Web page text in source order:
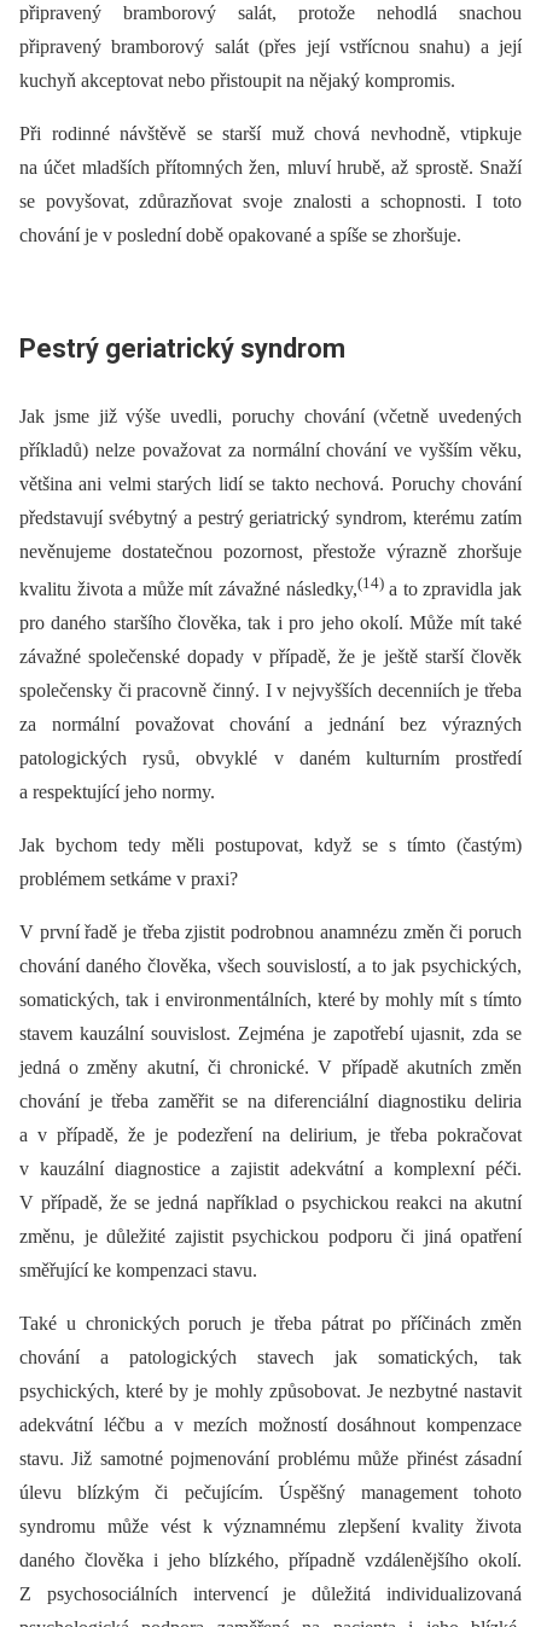
připravený bramborový salát, protože nehodlá snachou
připravený bramborový salát (přes její vstřícnou snahu) a její
kuchyň akceptovat nebo přistoupit na nějaký kompromis.
Při rodinné návštěvě se starší muž chová nevhodně, vtipkuje
na účet mladších přítomných žen, mluví hrubě, až sprostě. Snaží
se povyšovat, zdůrazňovat svoje znalosti a schopnosti. I toto
chování je v poslední době opakované a spíše se zhoršuje.
Pestrý geriatrický syndrom
Jak jsme již výše uvedli, poruchy chování (včetně uvedených
příkladů) nelze považovat za normální chování ve vyšším věku,
většina ani velmi starých lidí se takto nechová. Poruchy chování
představují svébytný a pestrý geriatrický syndrom, kterému zatím
nevěnujeme dostatečnou pozornost, přestože výrazně zhoršuje
kvalitu života a může mít závažné následky,(14)a to zpravidla jak
pro daného staršího člověka, tak i pro jeho okolí. Může mít také
závažné společenské dopady v případě, že je ještě starší člověk
společensky či pracovně činný. I v nejvyšších decenniích je třeba
za normální považovat chování a jednání bez výrazných
patologických rysů, obvyklé v daném kulturním prostředí
a respektující jeho normy.
Jak bychom tedy měli postupovat, když se s tímto (častým)
problémem setkáme v praxi?
V první řadě je třeba zjistit podrobnou anamnézu změn či poruch
chování daného člověka, všech souvislostí, a to jak psychických,
somatických, tak i environmentálních, které by mohly mít s tímto
stavem kauzální souvislost. Zejména je zapotřebí ujasnit, zda se
jedná o změny akutní, či chronické. V případě akutních změn
chování je třeba zaměřit se na diferenciální diagnostiku deliria
a v případě, že je podezření na delirium, je třeba pokračovat
v kauzální diagnostice a zajistit adekvátní a komplexní péči.
V případě, že se jedná například o psychickou reakci na akutní
změnu, je důležité zajistit psychickou podporu či jiná opatření
směřující ke kompenzaci stavu.
Také u chronických poruch je třeba pátrat po příčinách změn
chování a patologických stavech jak somatických, tak
psychických, které by je mohly způsobovat. Je nezbytné nastavit
adekvátní léčbu a v mezích možností dosáhnout kompenzace
stavu. Již samotné pojmenování problému může přinést zásadní
úlevu blízkým či pečujícím. Úspěšný management tohoto
syndromu může vést k významnému zlepšení kvality života
daného člověka i jeho blízkého, případně vzdálenějšího okolí.
Z psychosociálních intervencí je důležitá individualizovaná